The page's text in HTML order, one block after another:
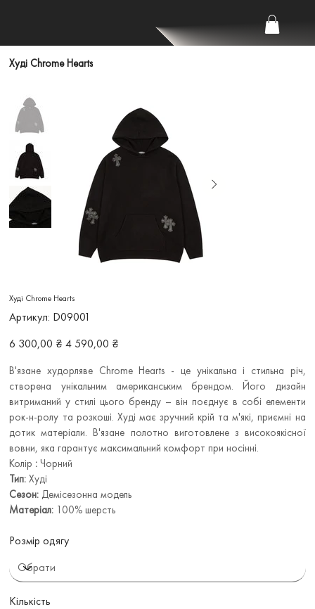
Худі Chrome Hearts
Худі Chrome Hearts
Артикул: Артикул
D09001
D09001
Звичайна
ціна
6 300,00 ₴
Ціна
зі
4 590,00 ₴
В'язане худорляве Chrome Hearts - це унікальна і стильна річ,
створена унікальним американським брендом. Його дизайн
витриманий у стилі цього бренду – він поєднує в собі елементи
рок-н-ролу та розкоші. Худі має зручний крій та м'які, приємні на
дотик матеріали. В'язане полотно виготовлене з високоякісної
вовни, яка гарантує максимальний комфорт при носінні.
Колір : Чорний
Тип: Худі
Сезон: Демісезонна модель
Матеріал: 100% шерсть
Розмір одягу
Кількість